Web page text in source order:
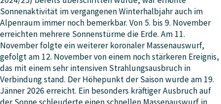
Sonnenaktivität im vergangenen Winterhalbjahr auch im
Alpenraum immer noch bemerkbar. Von 5. bis 9. November
erreichten mehrere Sonnenstürme die Erde. Am 11.
November folgte ein weiterer koronaler Massenauswurf,
gefolgt am 12. November von einem noch stärkeren Ereignis,
das mit einem sehr intensiven Strahlungsausbruch in
Verbindung stand. Der Höhepunkt der Saison wurde am 19.
Jänner 2026 erreicht. Ein besonders kräftiger Ausbruch auf